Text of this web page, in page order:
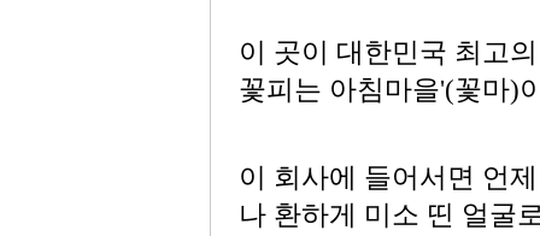
이 곳이 대한민국 최고
꽃피는 아침마을'(꽃마)
이 회사에 들어서면 언제
나 환하게 미소 띤 얼굴